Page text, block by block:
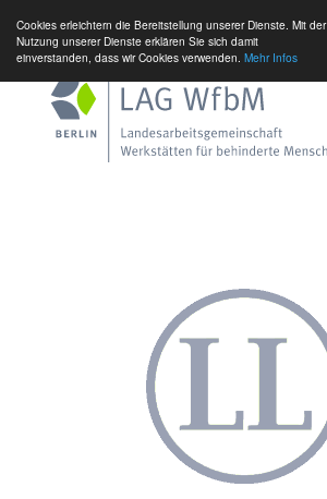
Cookies erleichtern die Bereitstellung unserer Dienste. Mit der
Nutzung unserer Dienste erklären Sie sich damit
einverstanden, dass wir Cookies verwenden. Mehr Infos